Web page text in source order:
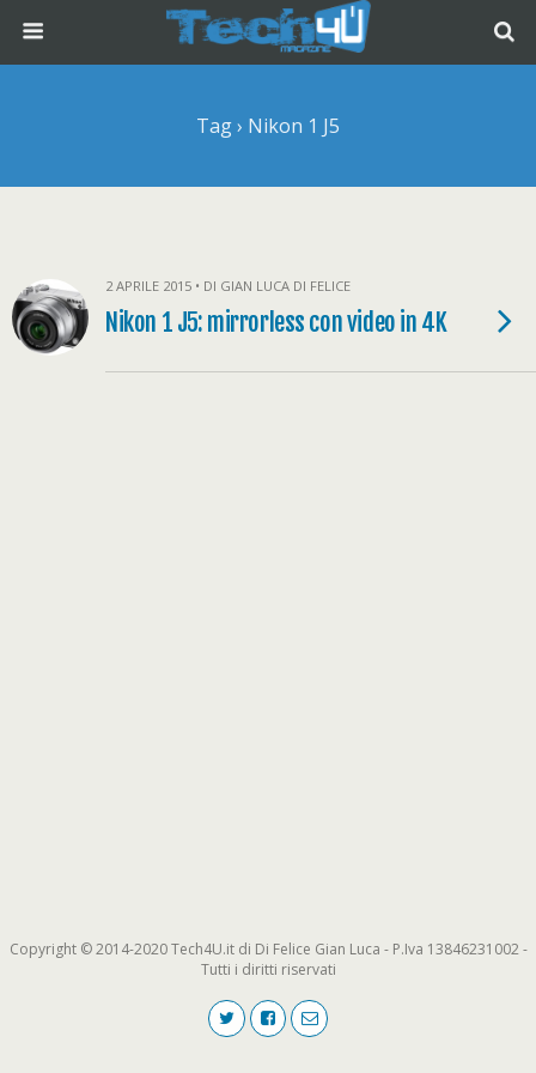
Tag › Nikon 1 J5
2 APRILE 2015 • DI GIAN LUCA DI FELICE
Nikon 1 J5: mirrorless con video in 4K
Copyright © 2014-2020 Tech4U.it di Di Felice Gian Luca - P.Iva 13846231002 -
Tutti i diritti riservati